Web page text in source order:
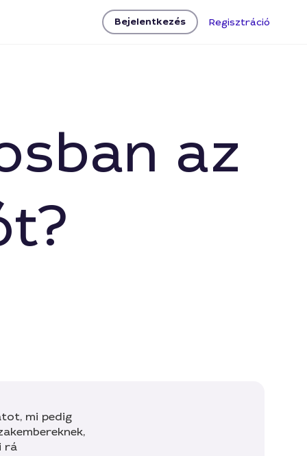
Bejelentkezés Regisztráció
az
mi pedig
rá